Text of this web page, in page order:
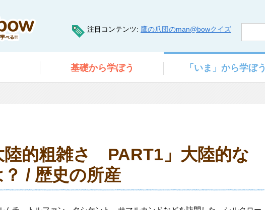
注目コンテンツ 鷹の爪団のman@bowクイズ
基礎から学ぼう 「いま」 から学ぼう
陸的粗雑さ PART1」大陸的な
/ 歴史の所産